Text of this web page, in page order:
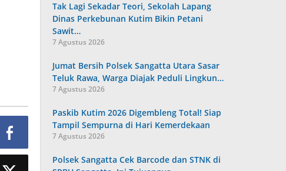
Tak Lagi Sekadar Teori, Sekolah Lapang
Dinas Perkebunan Kutim Bikin Petani
Sawit…
7 Agustus 2026
Jumat Bersih Polsek Sangatta Utara Sasar
Teluk Rawa, Warga Diajak Peduli Lingkun…
7 Agustus 2026
Paskib Kutim 2026 Digembleng Total! Siap
Tampil Sempurna di Hari Kemerdekaan
7 Agustus 2026
Polsek Sangatta Cek Barcode dan STNK di